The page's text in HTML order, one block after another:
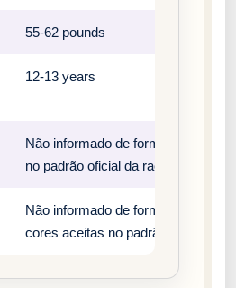
55-62 pounds
12-13 years
Não informado de forma
no padrão oficial da raça.
Não informado de forma
cores aceitas no padrão oficial da